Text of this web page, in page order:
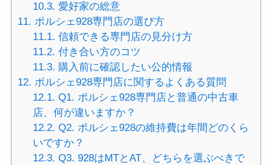
10.3. 愛好家の総意
11. ポルシェ928専門店の選び方
11.1. 信頼できる専門店の見分け方
11.2. 付き合い方のコツ
11.3. 購入前に確認したい公的情報
12. ポルシェ928専門店に関するよくある質問
12.1. Q1. ポルシェ928専門店と普通の中古車
店、何が違いますか？
12.2. Q2. ポルシェ928の維持費は年間どのくら
いですか？
12.3. Q3. 928はMTとAT、どちらを選ぶべきで